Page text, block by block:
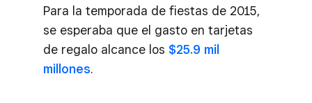
Para la temporada de fiestas de 2015,
se esperaba que el gasto en tarjetas
de regalo alcance los $25.9 mil
millones.